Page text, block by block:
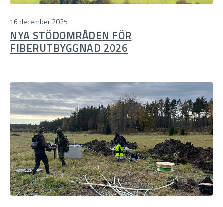
16 december 2025
NYA STÖDOMRÅDEN FÖR
FIBERUTBYGGNAD 2026